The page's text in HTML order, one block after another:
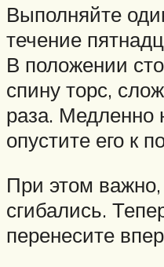
Выполняйте
течение
В положении
спину торс,
раза. Медленно
опустите его к
При этом
сгибались.
перенесите